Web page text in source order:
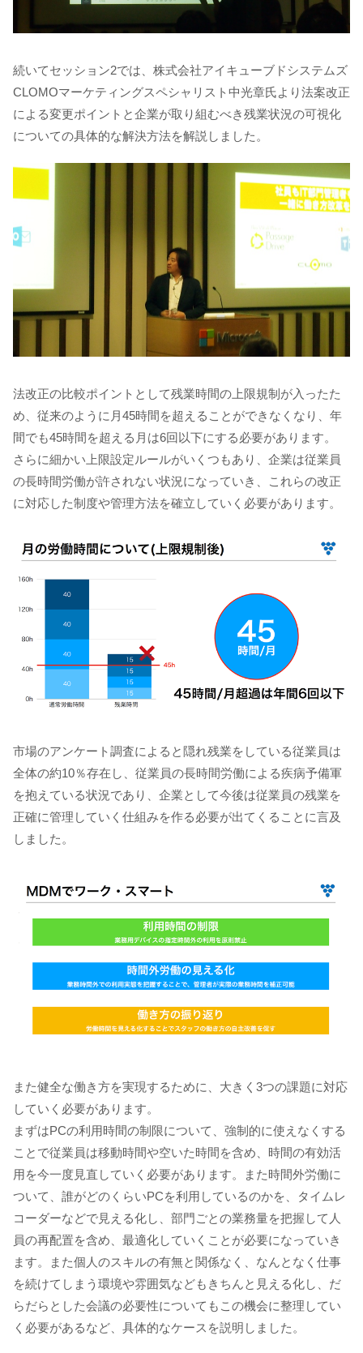
続いてセッション2では、株式会社アイキューブドシステムズ
CLOMOマーケティングスペシャリスト中光章氏より法案改正
による変更ポイントと企業が取り組むべき残業状況の可視化
についての具体的な解決方法を解説しました。
法改正の比較ポイントとして残業時間の上限規制が入ったた
め、従来のように月45時間を超えることができなくなり、年
間でも45時間を超える月は6回以下にする必要があります。
さらに細かい上限設定ルールがいくつもあり、企業は従業員
の長時間労働が許されない状況になっていき、これらの改正
に対応した制度や管理方法を確立していく必要があります。
市場のアンケート調査によると隠れ残業をしている従業員は
全体の約10％存在し、従業員の長時間労働による疾病予備軍
を抱えている状況であり、企業として今後は従業員の残業を
正確に管理していく仕組みを作る必要が出てくることに言及
しました。
また健全な働き方を実現するために、大きく3つの課題に対応
していく必要があります。
まずはPCの利用時間の制限について、強制的に使えなくする
ことで従業員は移動時間や空いた時間を含め、時間の有効活
用を今一度見直していく必要があります。また時間外労働に
ついて、誰がどのくらいPCを利用しているのかを、タイムレ
コーダーなどで見える化し、部門ごとの業務量を把握して人
員の再配置を含め、最適化していくことが必要になっていき
ます。また個人のスキルの有無と関係なく、なんとなく仕事
を続けてしまう環境や雰囲気などもきちんと見える化し、だ
らだらとした会議の必要性についてもこの機会に整理してい
く必要があるなど、具体的なケースを説明しました。